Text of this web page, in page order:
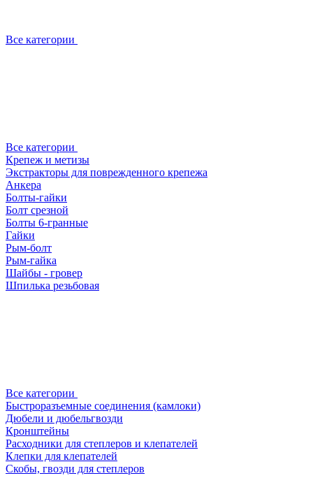
Все категории
Все категории
Крепеж и метизы
Экстракторы для поврежденного крепежа
Анкера
Болты-гайки
Болт срезной
Болты 6-гранные
Гайки
Рым-болт
Рым-гайка
Шайбы - гровер
Шпилька резьбовая
Все категории
Быстроразъемные соединения (камлоки)
Дюбели и дюбельгвозди
Кронштейны
Расходники для степлеров и клепателей
Клепки для клепателей
Скобы, гвозди для степлеров